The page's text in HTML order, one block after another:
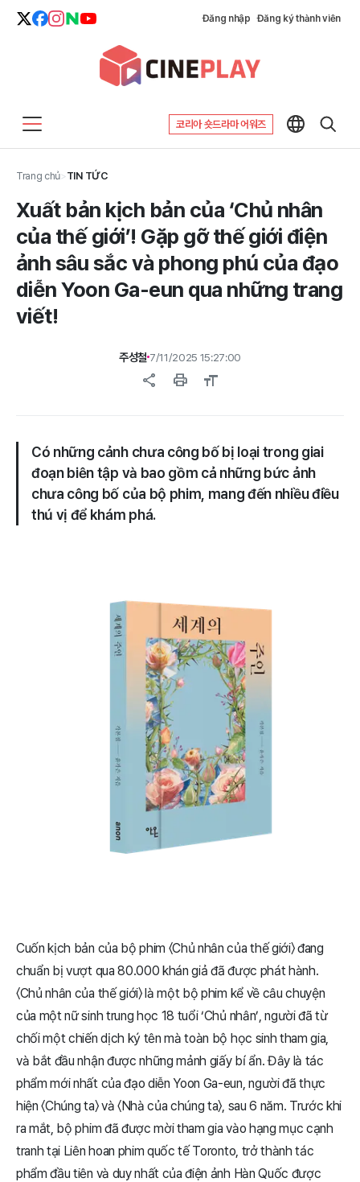
Đăng nhập Đăng ký thành viên
코리아 숏드라마 어워즈
Trang chủ>TIN TỨC
Xuất bản kịch bản của ‘Chủ nhân
của thế giới’! Gặp gỡ thế giới điện
ảnh sâu sắc và phong phú của đạo
diễn Yoon Ga-eun qua những trang
viết!
주성철 7/11/2025 15:27:00
share print format_size
Có những cảnh chưa công bố bị loại trong giai
đoạn biên tập và bao gồm cả những bức ảnh
chưa công bố của bộ phim, mang đến nhiều điều
thú vị để khám phá.
Cuốn kịch bản của bộ phim 〈Chủ nhân của thế giới〉 đang
chuẩn bị vượt qua 80.000 khán giả đã được phát hành.
〈Chủ nhân của thế giới〉 là một bộ phim kể về câu chuyện
của một nữ sinh trung học 18 tuổi ‘Chủ nhân’, người đã từ
chối một chiến dịch ký tên mà toàn bộ học sinh tham gia,
và bắt đầu nhận được những mảnh giấy bí ẩn. Đây là tác
phẩm mới nhất của đạo diễn Yoon Ga-eun, người đã thực
hiện 〈Chúng ta〉 và 〈Nhà của chúng ta〉, sau 6 năm. Trước khi
ra mắt, bộ phim đã được mời tham gia vào hạng mục cạnh
tranh tại Liên hoan phim quốc tế Toronto, trở thành tác
phẩm đầu tiên và duy nhất của điện ảnh Hàn Quốc được